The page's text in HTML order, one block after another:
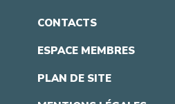
CONTACTS
ESPACE MEMBRES
PLAN DE SITE